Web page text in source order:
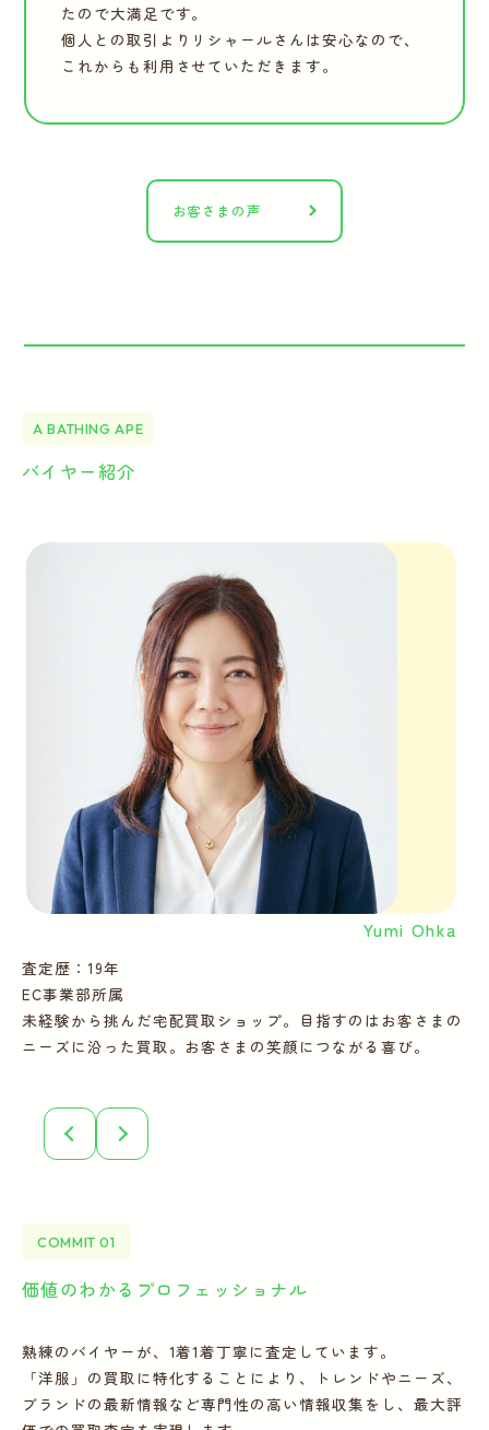
たので大満足です。
個人との取引よりリシャールさんは安心なので、
これからも利用させていただきます。
お客さまの声
A BATHING APE
バイヤー紹介
Yumi Ohka
査定歴：19年
EC事業部所属
未経験から挑んだ宅配買取ショップ。目指すのはお客さまの
ニーズに沿った買取。お客さまの笑顔につながる喜び。
COMMIT 01
価値のわかるプロフェッショナル
熟練のバイヤーが、1着1着丁寧に査定しています。
「洋服」の買取に特化することにより、トレンドやニーズ、
ブランドの最新情報など専門性の高い情報収集をし、最大評